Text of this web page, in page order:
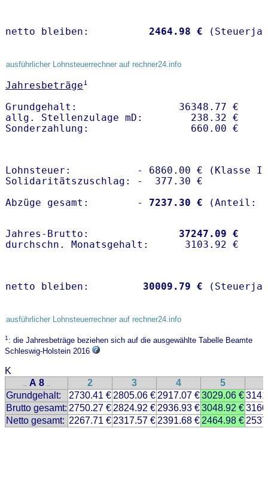
netto bleiben: 2464.98 €
ausführlicher Lohnsteuerrechner auf rechner24.info
Jahresbeträge1
Grundgehalt:                 36348.77 €
allg. Stellenzulage mD:        238.32 €
Lohnsteuer:           - 6860.00 € (Klasse I)
Solidaritätszuschlag: -  377.30 €
Abzüge gesamt:        -
7237.30 €
Jahres-Brutto: 37247.09 €
netto bleiben: 30009.79 €
ausführlicher Lohnsteuerrechner auf rechner24.info
1: die Jahresbeträge beziehen sich auf die ausgewählte Tabelle Beamte
Schleswig-Holstein 2016
K
.. A 8 .. 2 3 4 5
Grundgehalt:
2730.41 € 2805.06 € 2917.07 €3029.06 €
Brutto gesamt: 2750.27 € 2824.92 € 2936.93 €3048.92 €
Netto gesamt: 2267.71 € 2317.57 € 2391.68 € 2464.98 €